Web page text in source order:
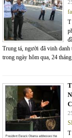
T
Trung tá, người đã vinh
trong ngày hôm qua, 24
T